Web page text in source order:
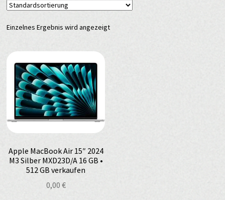
Einzelnes Ergebnis wird angezeigt
Apple MacBook Air 15″ 2024
M3 Silber MXD23D/A 16 GB •
512 GB verkaufen
0,00 €